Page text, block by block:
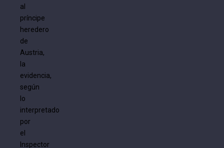
al
príncipe
heredero
de
Austria,
la
evidencia,
según
lo
interpretado
por
el
Inspector